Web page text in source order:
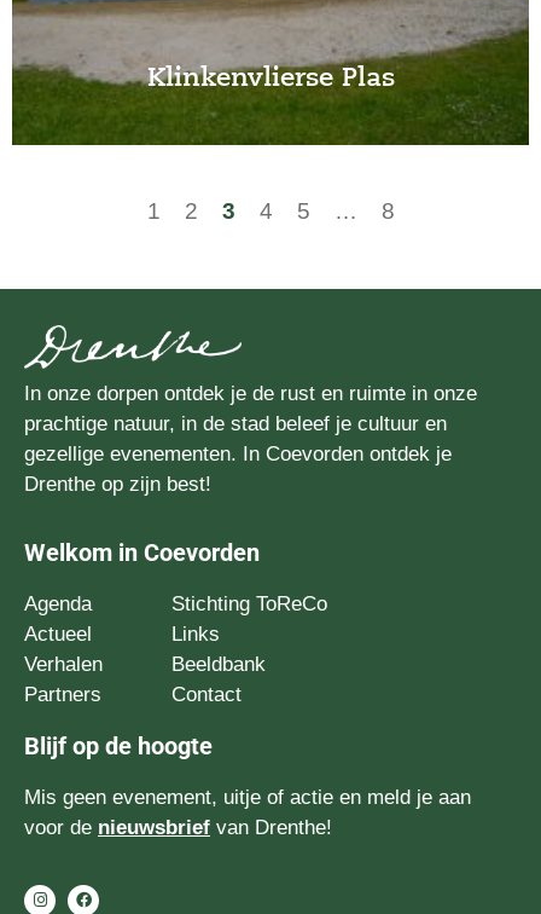
Klinkenvlierse Plas
1 2 3 4 5 … 8
In onze dorpen ontdek je de rust en ruimte in onze
prachtige natuur, in de stad beleef je cultuur en
gezellige evenementen. In Coevorden ontdek je
Drenthe op zijn best!
Welkom in Coevorden
Agenda
Actueel
Verhalen
Partners
Stichting ToReCo
Links
Beeldbank
Contact
Blijf op de hoogte
Mis geen evenement, uitje of actie en meld je aan
voor de nieuwsbrief van Drenthe!